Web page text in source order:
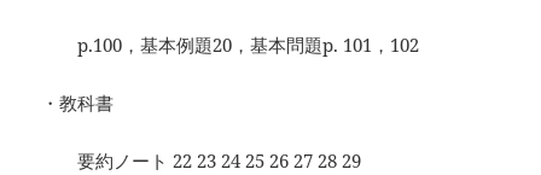
p.100，基本例題20，基本問題p. 101，102
・教科書
要約ノート 22 23 24 25 26 27 28 29